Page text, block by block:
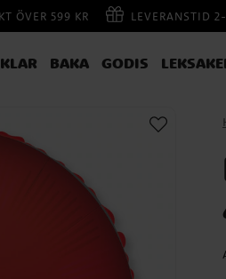
ÖVER 599 KR LEVERANSTID
BAKA GODIS